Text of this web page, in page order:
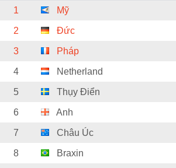
1 Mỹ
2 Đức
3 Pháp
4 Netherland
5 Thụy Điển
6 Anh
7 Châu Úc
8 Braxin